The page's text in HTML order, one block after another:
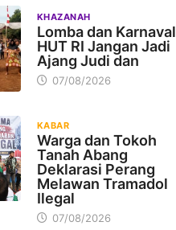
KHAZANAH
Lomba dan Karnaval
HUT RI Jangan Jadi
Ajang Judi dan
07/08/2026
KABAR
Warga dan Tokoh
Tanah Abang
Deklarasi Perang
Melawan Tramadol
Ilegal
07/08/2026